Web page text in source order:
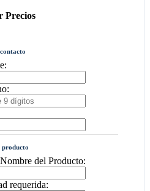
Precios
producto
del Producto:
requerida: